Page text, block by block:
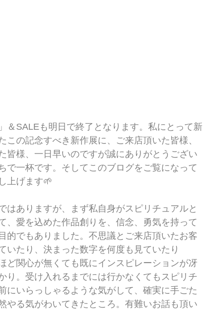
＆SALEも明日で終了となります。私にとって新
この記念すべき新作展に、ご来店頂いた皆様、
皆様、一日早いのですが誠にありがとうござい
で一杯です。そしてこのブログをご覧になって
上げます🌱
はありますが、まず私自身がスピリチュアルと
、愛を込めた作品創りを、信念、勇気を持って
的でもありました。不思議とご来店頂いたお客
いたり、決まった数字を何度も見ていたり
ど関心が無くても既にインスピレーションが冴
り。受け入れるまでには行かなくてもスピリチ
にいらっしゃるような気がして、確実に手ごた
やる気がわいてきたところ。有難いお話も頂い